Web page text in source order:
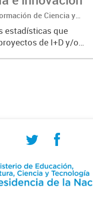
de Ciencia y
(SICYTAR)
estadísticas que
de I+D y/o